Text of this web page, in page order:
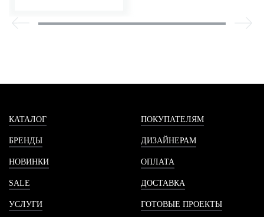
КАТАЛОГ
БРЕНДЫ
НОВИНКИ
SALE
УСЛУГИ
ПОКУПАТЕЛЯМ
ДИЗАЙНЕРАМ
ОПЛАТА
ДОСТАВКА
ГОТОВЫЕ ПРОЕКТЫ